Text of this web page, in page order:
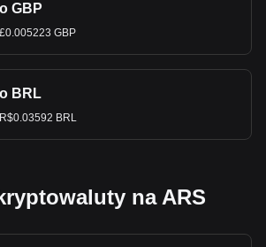
GBP
GBP
BRL
BRL
na ARS